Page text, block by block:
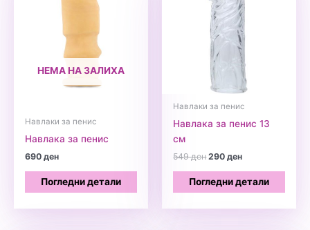
НЕМА НА ЗАЛИХА
Навлаки за пенис
Навлака за пенис
690ден
Погледни детали
Навлаки за пенис
Навлака за пенис 13
см
549денOriginal
was:
549 ден.
290денCurrent
is:
290 ден.
Погледни детали